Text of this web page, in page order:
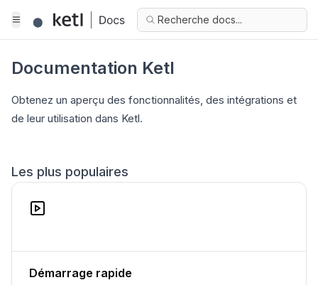
Recherche docs...
Documentation Ketl
Obtenez un aperçu des fonctionnalités, des intégrations et
de leur utilisation dans Ketl.
Les plus populaires
Démarrage rapide